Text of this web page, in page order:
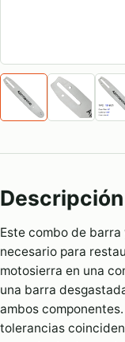
Este combo de
necesario para
motosierra en una
una barra
ambos
tolerancias